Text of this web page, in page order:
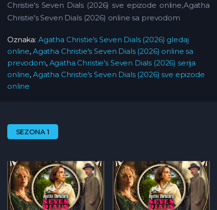
Christie's Seven Dials (2026) sve epizode online,Agatha
Christie's Seven Dials (2026) online sa prevodom
Oznaka: Agatha Christie's Seven Dials (2026) gledaj
online, Agatha Christie's Seven Dials (2026) online sa
prevodom, Agatha Christie's Seven Dials (2026) serija
online, Agatha Christie's Seven Dials (2026) sve epizode
online
SEZONA 1